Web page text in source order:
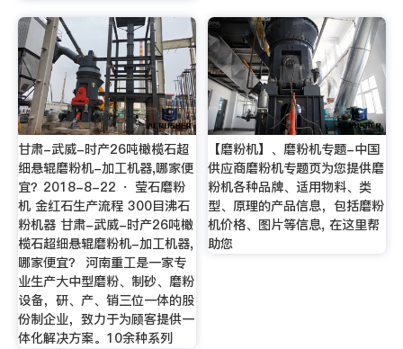
甘肃-武威-时产26吨橄榄石超
细悬辊磨粉机-加工机器,哪家便
宜？2018-8-22 · 莹石磨粉
机 金红石生产流程 300目沸石
粉机器 甘肃-武威-时产26吨橄
榄石超细悬辊磨粉机-加工机器,
哪家便宜？ 河南重工是一家专
业生产大中型磨粉、制砂、磨粉
设备，研、产、销三位一体的股
份制企业，致力于为顾客提供一
体化解决方案。10余种系列
【磨粉机】、磨粉机专题-中国
供应商磨粉机专题页为您提供磨
粉机各种品牌、适用物料、类
型、原理的产品信息，包括磨粉
机价格、图片等信息, 在这里帮
助您